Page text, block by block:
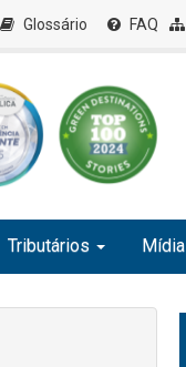
Glossário FAQ
Tributários Mídia